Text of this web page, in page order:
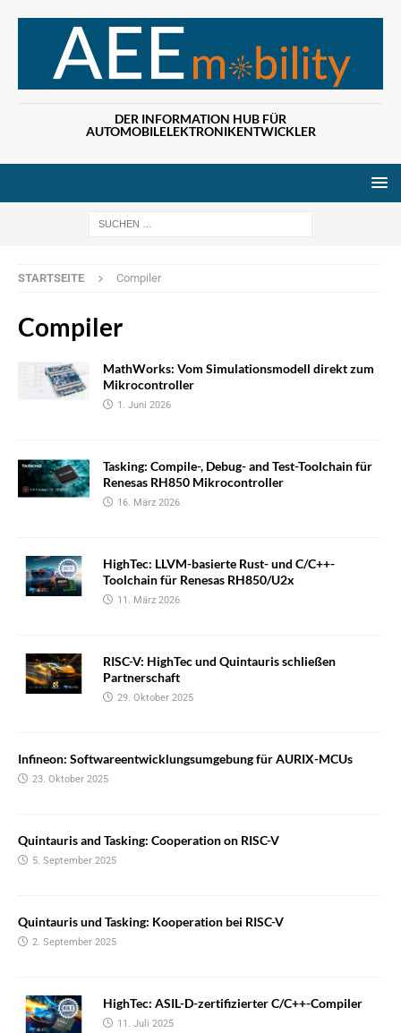
DER INFORMATION HUB FÜR
AUTOMOBILELEKTRONIKENTWICKLER
STARTSEITE Compiler
Compiler
MathWorks: Vom Simulationsmodell direkt zum
Mikrocontroller
1. Juni 2026
Tasking: Compile-, Debug- and Test-Toolchain für
Renesas RH850 Mikrocontroller
16. März 2026
HighTec: LLVM-basierte Rust- und C/C++-
Toolchain für Renesas RH850/U2x
11. März 2026
RISC-V: HighTec und Quintauris schließen
Partnerschaft
29. Oktober 2025
Infineon: Softwareentwicklungsumgebung für AURIX-MCUs
23. Oktober 2025
Quintauris and Tasking: Cooperation on RISC-V
5. September 2025
Quintauris und Tasking: Kooperation bei RISC-V
2. September 2025
HighTec: ASIL-D-zertifizierter C/C++-Compiler
11. Juli 2025